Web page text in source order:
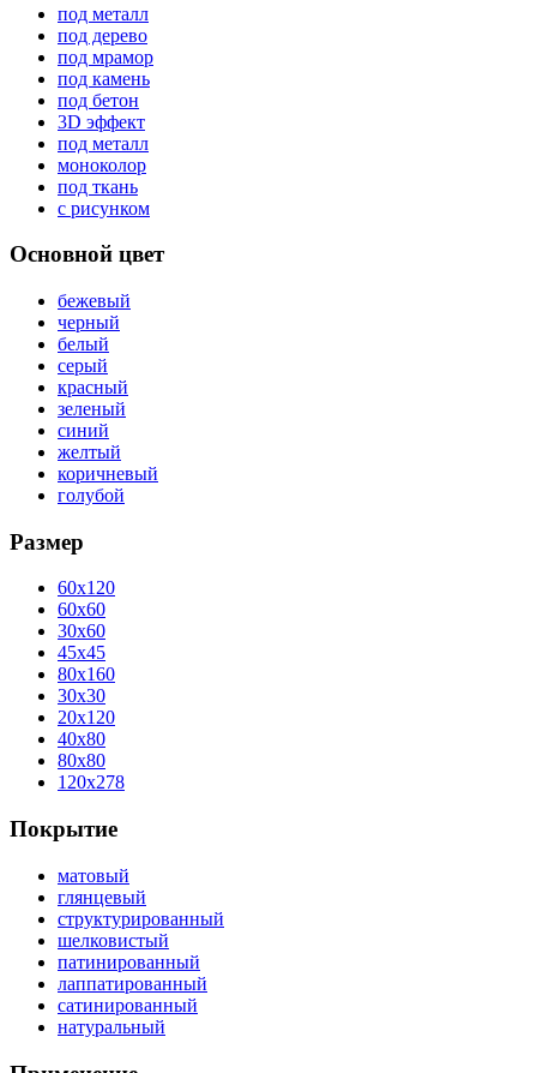
под металл
под дерево
под мрамор
под камень
под бетон
3D эффект
под металл
моноколор
под ткань
с рисунком
Основной цвет
бежевый
черный
белый
серый
красный
зеленый
синий
желтый
коричневый
голубой
Размер
60x120
60x60
30x60
45x45
80x160
30x30
20x120
40x80
80x80
120x278
Покрытие
матовый
глянцевый
структурированный
шелковистый
патинированный
лаппатированный
сатинированный
натуральный